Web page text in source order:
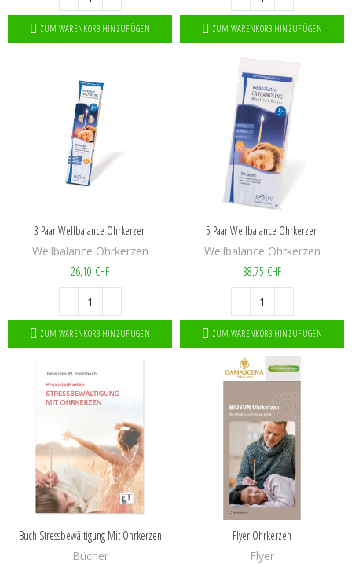
ZUM WARENKORB HINZUFÜGEN ZUM WARENKORB HINZUFÜGEN
3 Paar Wellbalance Ohrkerzen
Wellbalance Ohrkerzen
26,10 CHF
ZUM WARENKORB HINZUFÜGEN
5 Paar Wellbalance Ohrkerzen
Wellbalance Ohrkerzen
38,75 CHF
ZUM WARENKORB HINZUFÜGEN
Buch Stressbewältigung Mit Ohrkerzen
Bücher
Flyer Ohrkerzen
Flyer